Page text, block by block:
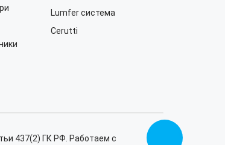
Lumfer система
Cerutti
437(2) ГК РФ. Работаем с